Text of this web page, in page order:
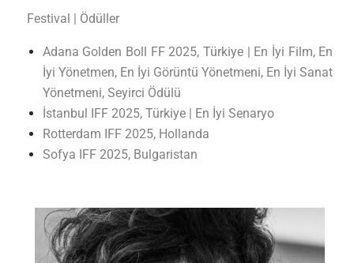
Festival | Ödüller
Adana Golden Boll FF 2025, Türkiye | En İyi Film, En
İyi Yönetmen, En İyi Görüntü Yönetmeni, En İyi Sanat
Yönetmeni, Seyirci Ödülü
İstanbul IFF 2025, Türkiye | En İyi Senaryo
Rotterdam IFF 2025, Hollanda
Sofya IFF 2025, Bulgaristan